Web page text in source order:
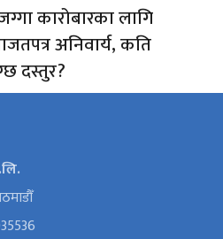
कारोबारका लागि
अनिवार्य, कति
दस्तुर?